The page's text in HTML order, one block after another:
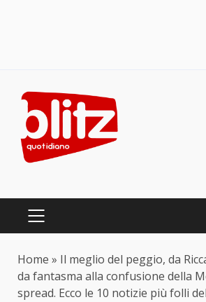
content
PRIMARY
Home » Il meglio del peggio, da
da fantasma alla confusione della
spread. Ecco le 10 notizie più folli